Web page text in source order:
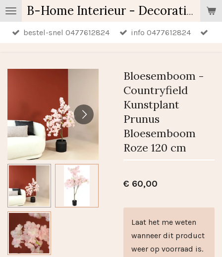
Ga
direct
naar
B-Home Interieur - Decoratie & Geschenken - Geurartikelen
bestel-snel 0477612824 info 0477612824
Bloesemboom -
Countryfield
Kunstplant
Prunus
Bloesemboom
Roze 120 cm
€ 60,00
Laat het me weten
wanneer dit product
weer op voorraad is.